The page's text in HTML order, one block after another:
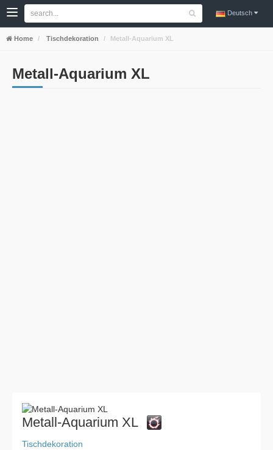
Deutsch
Home Tischdekoration Metall-Aquarium XL
Metall-Aquarium XL
Metall-Aquarium XL
Tischdekoration